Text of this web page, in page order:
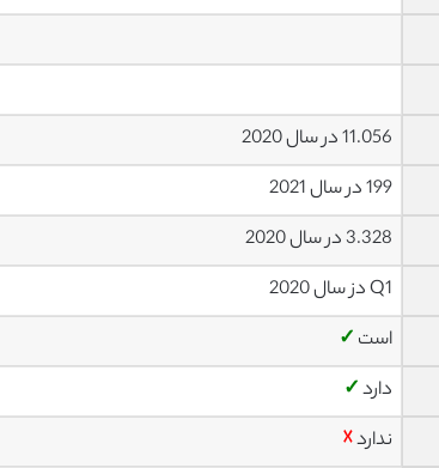
11.056 در سال 2020
199 در سال 2021
3.328 در سال 2020
Q1 دز سال 2020
است ✓
دارد✓
ندارد☓